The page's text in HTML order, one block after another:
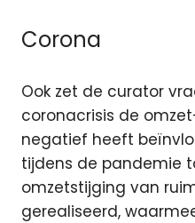
Corona
Ook zet de curator
coronacrisis de
negatief heeft
tijdens de pandemie
omzetstijging van
gerealiseerd,